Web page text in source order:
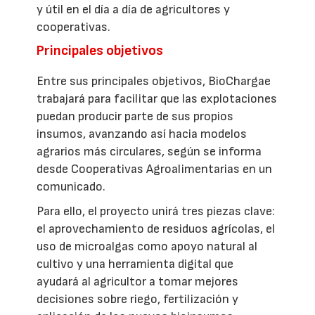
y útil en el día a día de agricultores y
cooperativas.
Principales objetivos
Entre sus principales objetivos, BioChargae
trabajará para facilitar que las explotaciones
puedan producir parte de sus propios
insumos, avanzando así hacia modelos
agrarios más circulares, según se informa
desde Cooperativas Agroalimentarias en un
comunicado.
Para ello, el proyecto unirá tres piezas clave:
el aprovechamiento de residuos agrícolas, el
uso de microalgas como apoyo natural al
cultivo y una herramienta digital que
ayudará al agricultor a tomar mejores
decisiones sobre riego, fertilización y